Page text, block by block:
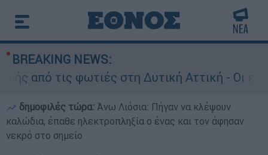
BREAKING NEWS:
τις φωτιές στη Δυτική Αττική - Οι
δημοφιλές τώρα: Άνω Λιόσια: Πήγαν να κλέψουν
καλώδια, έπαθε ηλεκτροπληξία ο ένας και τον άφησαν
νεκρό στο σημείο